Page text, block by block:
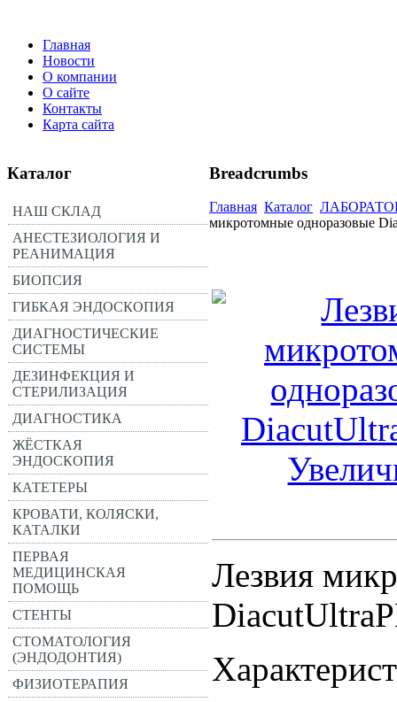
Главная
Новости
О компании
О сайте
Контакты
Карта сайта
Каталог
НАШ СКЛАД
АНЕСТЕЗИОЛОГИЯ И
РЕАНИМАЦИЯ
БИОПСИЯ
ГИБКАЯ ЭНДОСКОПИЯ
ДИАГНОСТИЧЕСКИЕ
СИСТЕМЫ
ДЕЗИНФЕКЦИЯ И
СТЕРИЛИЗАЦИЯ
ДИАГНОСТИКА
ЖЁСТКАЯ
ЭНДОСКОПИЯ
КАТЕТЕРЫ
КРОВАТИ, КОЛЯСКИ,
КАТАЛКИ
ПЕРВАЯ
МЕДИЦИНСКАЯ
ПОМОЩЬ
СТЕНТЫ
СТОМАТОЛОГИЯ
(ЭНДОДОНТИЯ)
ФИЗИОТЕРАПИЯ
Breadcrumbs
Главная Каталог
микротомные одноразовые
Лезвия